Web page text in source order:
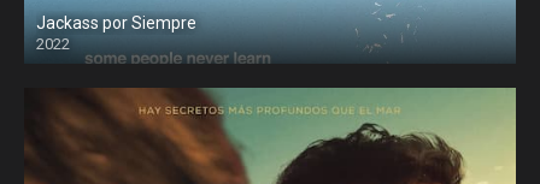
Jackass por Siempre
2022